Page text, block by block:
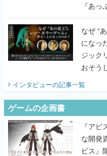
『あ
てみた
なぜ “
になったのか？ 敵に
ジック
おそう
インタビューの記事一覧
ゲームの企画書
『ア
な開発
ビス』